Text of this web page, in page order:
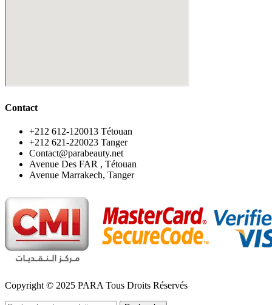
Contact
‪+212 612-120013 Tétouan
‪+212 621-220023 Tanger
Contact@parabeauty.net
Avenue Des FAR , Tétouan
Avenue Marrakech, Tanger
Copyright © 2025 PARA Tous Droits Réservés